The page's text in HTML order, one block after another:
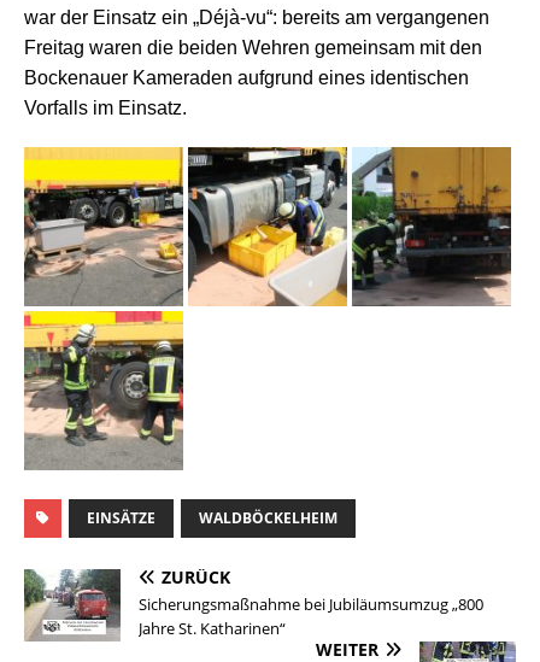
war der Einsatz ein „Déjà-vu“: bereits am vergangenen
Freitag waren die beiden Wehren gemeinsam mit den
Bockenauer Kameraden aufgrund eines identischen
Vorfalls im Einsatz.
EINSÄTZE WALDBÖCKELHEIM
ZURÜCK
Sicherungsmaßnahme bei Jubiläumsumzug „800
Jahre St. Katharinen“
WEITER